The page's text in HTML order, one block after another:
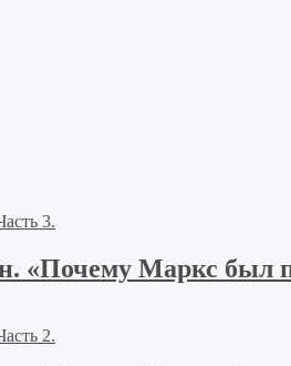
«Почему Маркс был